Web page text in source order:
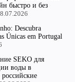
быстро и без
Descubra
Únicas em Portugal
SEKO для
воды в
российские